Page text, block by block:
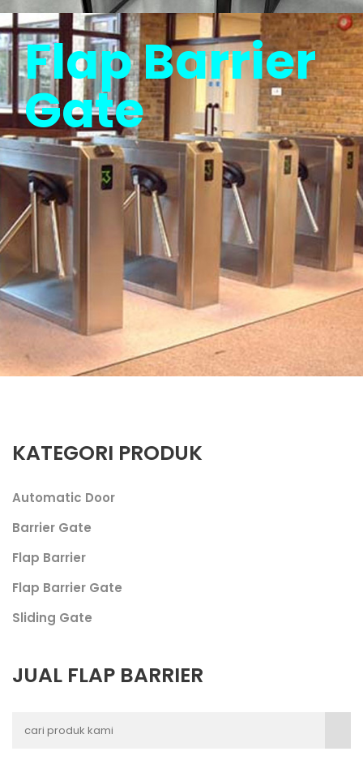
Flap Barrier
Gate
KATEGORI PRODUK
Automatic Door
Barrier Gate
Flap Barrier
Flap Barrier Gate
Sliding Gate
JUAL FLAP BARRIER